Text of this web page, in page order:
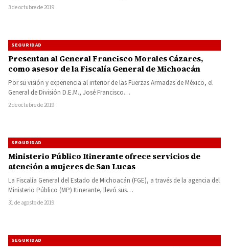
3 de octubre de 2019
SEGURIDAD
Presentan al General Francisco Morales Cázares,
como asesor de la Fiscalía General de Michoacán
Por su visión y experiencia al interior de las Fuerzas Armadas de México, el
General de División D.E.M., José Francisco…
2 de octubre de 2019
SEGURIDAD
Ministerio Público Itinerante ofrece servicios de
atención a mujeres de San Lucas
La Fiscalía General del Estado de Michoacán (FGE), a través de la agencia del
Ministerio Público (MP) Itinerante, llevó sus…
31 de agosto de 2019
SEGURIDAD